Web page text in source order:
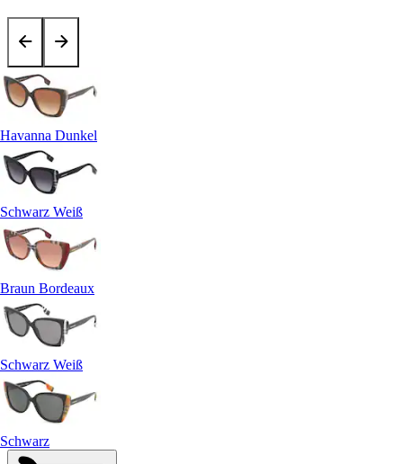
Havanna Dunkel
Schwarz Weiß
Braun Bordeaux
Schwarz Weiß
Schwarz